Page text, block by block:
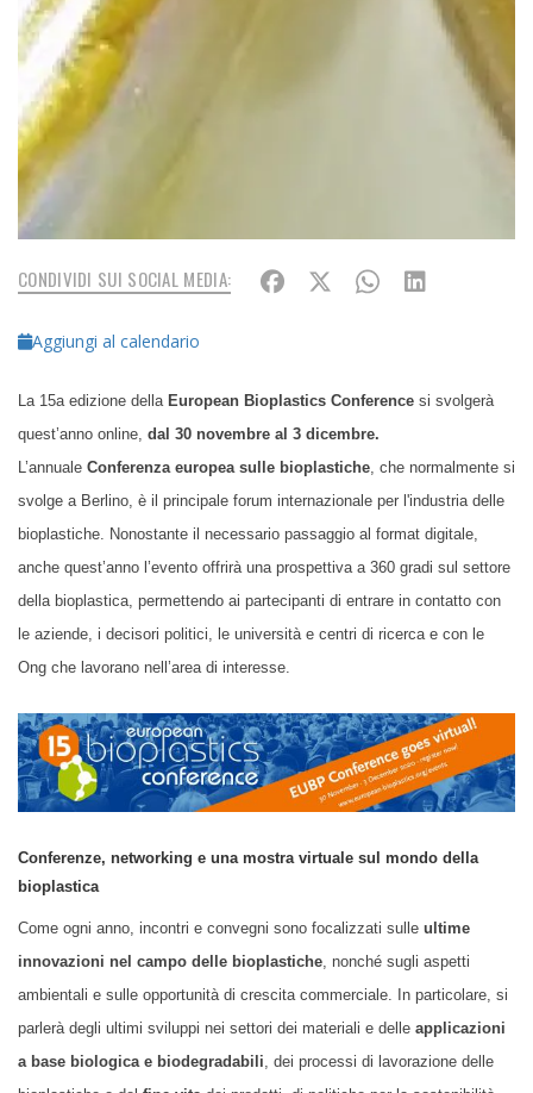
CONDIVIDI SUI SOCIAL MEDIA:
Aggiungi al calendario
La 15a edizione della European Bioplastics Conference si svolgerà
quest’anno online, dal 30 novembre al 3 dicembre.
L’annuale Conferenza europea sulle bioplastiche che normalmente si
svolge a Berlino, è il principale forum internazionale per l'industria delle
bioplastiche.
Nonostante il necessario passaggio al format digitale,
anche quest’anno l’evento offrirà una prospettiva a 360 gradi sul settore
della bioplastica, permettendo ai partecipanti di entrare in contatto con
le aziende, i decisori politici, le università e centri di ricerca e con le
Ong che lavorano nell’area di interesse.
Conferenze, networking e una mostra virtuale sul mondo della
bioplastica
Come ogni anno, incontri e convegni sono focalizzati sulle ultime
innovazioni nel campo delle bioplastiche, nonché sugli aspetti
ambientali e sulle opportunità di crescita commerciale.
In particolare, si
parlerà degli ultimi sviluppi nei settori dei materiali e delle applicazioni
a base biologica e biodegradabili, dei processi di lavorazione delle